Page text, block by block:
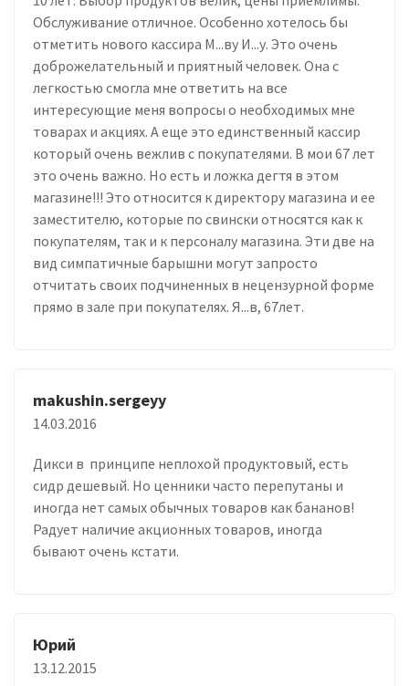
Обслуживание отличное. Особенно хотелось бы
отметить нового кассира М...ву И...у. Это очень
доброжелательный и приятный человек. Она с
легкостью смогла мне ответить на все
интересующие меня вопросы о необходимых мне
товарах и акциях. А еще это единственный кассир
который очень вежлив с покупателями. В мои 67 лет
это очень важно. Но есть и ложка дегтя в этом
магазине!!! Это относится к директору магазина и ее
заместителю, которые по свински относятся как к
покупателям, так и к персоналу магазина. Эти две на
вид симпатичные барышни могут запросто
отчитать своих подчиненных в нецензурной форме
прямо в зале при покупателях. Я...в, 67лет.
makushin.sergeyy
14.03.2016
Дикси в принципе неплохой продуктовый, есть
сидр дешевый. Но ценники часто перепутаны и
иногда нет самых обычных товаров как бананов!
Радует наличие акционных товаров, иногда
бывают очень кстати.
Юрий
13.12.2015